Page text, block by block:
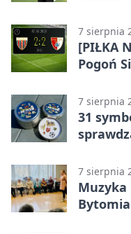
7 sierpnia
[PIŁKA
Pogoń
ale
7 sierpnia
31
7 sierpnia
Muzyka